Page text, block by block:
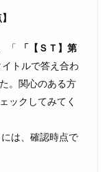
「
【ＳＴ】第
イトルで答え合わ
。関心のある方
ックしてみてく
には、確認時点で